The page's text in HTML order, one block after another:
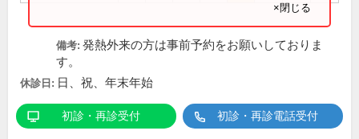
×閉じる
備考: 発熱外来の方は事前予約をお願いしておりま
す。
休診日: 日、祝、年末年始
初診・再診受付 初診・再診電話受付